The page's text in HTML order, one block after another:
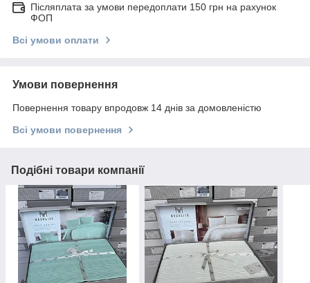
Післяплата за умови передоплати 150 грн на рахунок
ФОП
Всі умови оплати
Умови повернення
Повернення товару впродовж 14 днів за домовленістю
Всі умови повернення
Подібні товари компанії